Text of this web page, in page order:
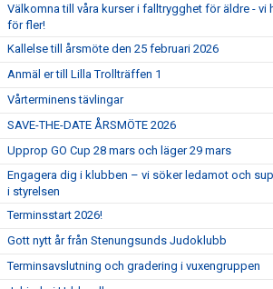
Välkomna till våra kurser i falltrygghet för äldre - vi
för fler!
Kallelse till årsmöte den 25 februari 2026
Anmäl er till Lilla Trollträffen 1
Vårterminens tävlingar
SAVE-THE-DATE ÅRSMÖTE 2026
Upprop GO Cup 28 mars och läger 29 mars
Engagera dig i klubben – vi söker ledamot och
i styrelsen
Terminsstart 2026!
Gott nytt år från Stenungsunds Judoklubb
Terminsavslutning och gradering i vuxengruppen